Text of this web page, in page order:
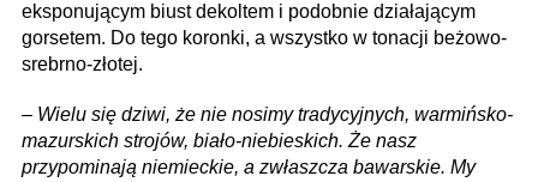
eksponującym biust dekoltem i podobnie działającym
gorsetem. Do tego koronki, a wszystko w tonacji beżowo-
srebrno-złotej.
– Wielu się dziwi, że nie nosimy tradycyjnych, warmińsko-
mazurskich strojów, biało-niebieskich. Że nasz
przypominają niemieckie, a zwłaszcza bawarskie. My